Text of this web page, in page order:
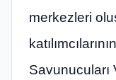
merkezleri
Savunucuları